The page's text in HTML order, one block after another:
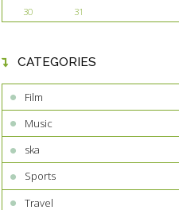
30 31
CATEGORIES
Film
Music
ska
Sports
Travel